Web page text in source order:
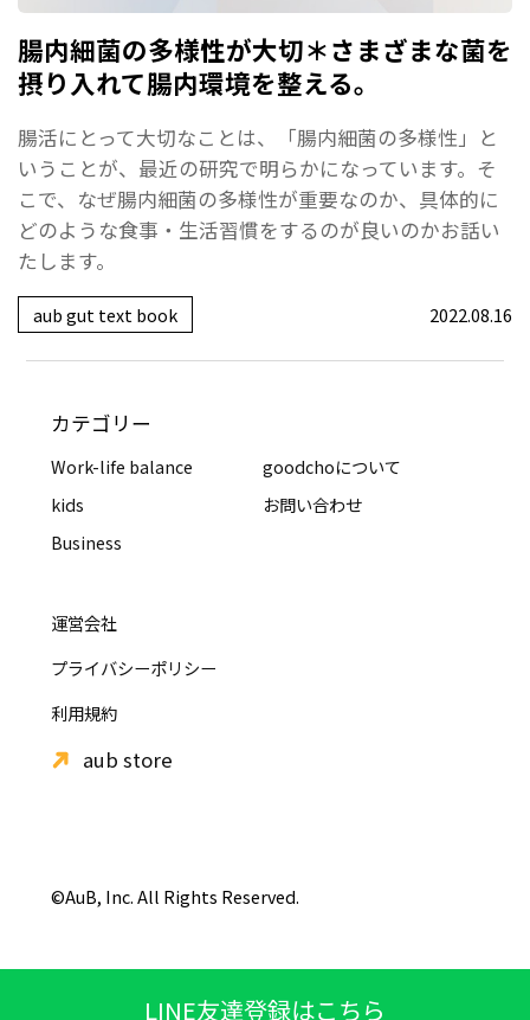
LINE友達登録はこちら
腸内細菌の多様性が大切＊さまざまな菌を
摂り入れて腸内環境を整える。
腸活にとって大切なことは、「腸内細菌の多様性」と
いうことが、最近の研究で明らかになっています。そ
こで、なぜ腸内細菌の多様性が重要なのか、具体的に
どのような食事・生活習慣をするのが良いのかお話い
たします。
aub gut text book 2022.08.16
カテゴリー
Work-life balance
goodchoについて
kids
お問い合わせ
Business
運営会社
プライバシーポリシー
利用規約
aub store
©AuB, Inc. All Rights Reserved.